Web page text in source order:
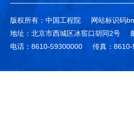
版权所有：中国工程院 网站标识码
地址：北京市西城区冰窖口胡同2号
电话：8610-59300000
传真：8610-